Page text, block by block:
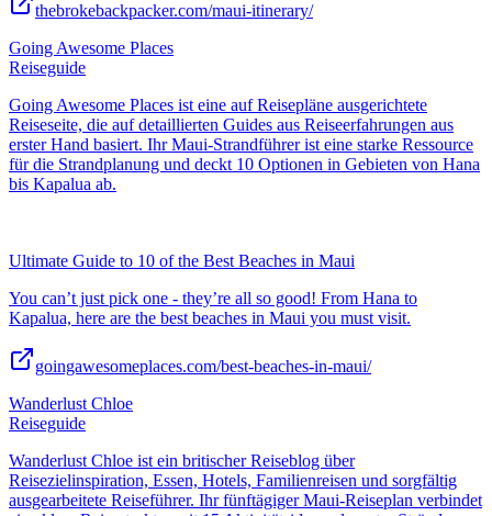
thebrokebackpacker.com/maui-itinerary/
Going Awesome Places
Reiseguide
Going Awesome Places ist eine auf Reisepläne ausgerichtete
Reiseseite, die auf detaillierten Guides aus Reiseerfahrungen aus
erster Hand basiert. Ihr Maui-Strandführer ist eine starke Ressource
für die Strandplanung und deckt 10 Optionen in Gebieten von Hana
bis Kapalua ab.
Ultimate Guide to 10 of the Best Beaches in Maui
You can’t just pick one - they’re all so good! From Hana to
Kapalua, here are the best beaches in Maui you must visit.
goingawesomeplaces.com/best-beaches-in-maui/
Wanderlust Chloe
Reiseguide
Wanderlust Chloe ist ein britischer Reiseblog über
Reisezielinspiration, Essen, Hotels, Familienreisen und sorgfältig
ausgearbeitete Reiseführer. Ihr fünftägiger Maui-Reiseplan verbindet